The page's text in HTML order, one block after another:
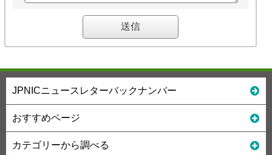
JPNICニュースレターバックナンバー
おすすめページ
カテゴリーから調べる